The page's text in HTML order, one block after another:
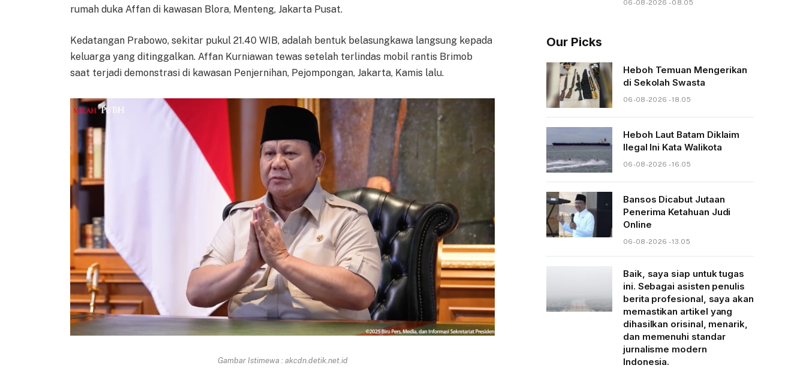
rumah duka Affan di kawasan Blora, Menteng, Jakarta Pusat.
Kedatangan Prabowo, sekitar pukul 21.40 WIB, adalah bentuk belasungkawa langsung kepada
keluarga yang ditinggalkan. Affan Kurniawan tewas setelah terlindas mobil rantis Brimob
saat terjadi demonstrasi di kawasan Penjernihan, Pejompongan, Jakarta, Kamis lalu.
Gambar Istimewa : akcdn.detik.net.id
06-08-2026 - 08.05
Our Picks
Heboh Temuan Mengerikan
di Sekolah Swasta
06-08-2026 - 18.05
Heboh Laut Batam Diklaim
Ilegal Ini Kata Walikota
06-08-2026 - 16.05
Bansos Dicabut Jutaan
Penerima Ketahuan Judi
Online
06-08-2026 - 13.05
Baik, saya siap untuk tugas
ini. Sebagai asisten penulis
berita profesional, saya akan
memastikan artikel yang
dihasilkan orisinal, menarik,
dan memenuhi standar
jurnalisme modern
Indonesia.